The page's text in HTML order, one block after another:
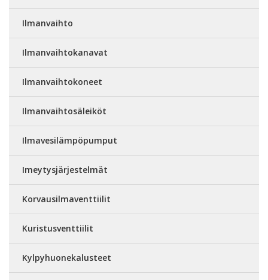
Ilmanvaihto
Ilmanvaihtokanavat
Ilmanvaihtokoneet
Ilmanvaihtosäleiköt
Ilmavesilämpöpumput
Imeytysjärjestelmät
Korvausilmaventtiilit
Kuristusventtiilit
Kylpyhuonekalusteet